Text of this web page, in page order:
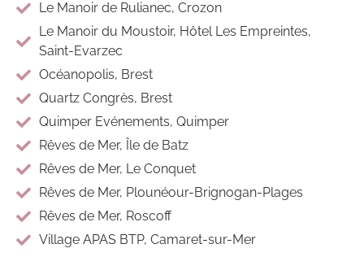
Le Manoir de Rulianec, Crozon
Le Manoir du Moustoir, Hôtel Les Empreintes,
Saint-Evarzec
Océanopolis, Brest
Quartz Congrès, Brest
Quimper Evénements, Quimper
Rêves de Mer, Île de Batz
Rêves de Mer, Le Conquet
Rêves de Mer, Plounéour-Brignogan-Plages
Rêves de Mer, Roscoff
Village APAS BTP, Camaret-sur-Mer